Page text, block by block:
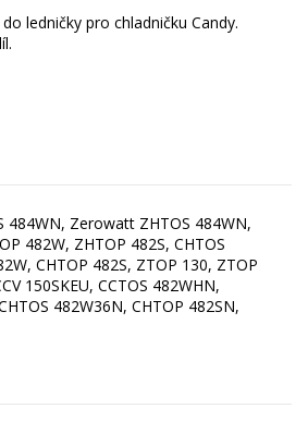
ledničky pro chladničku Candy.
484WN, Zerowatt ZHTOS 484WN,
482W, ZHTOP 482S, CHTOS
CHTOP 482S, ZTOP 130, ZTOP
150SKEU, CCTOS 482WHN,
482W36N, CHTOP 482SN,